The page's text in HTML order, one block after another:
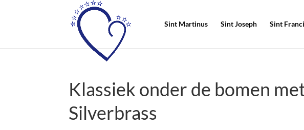
Sint Martinus Sint Joseph Sint
Klassiek onder de bomen
Silverbrass